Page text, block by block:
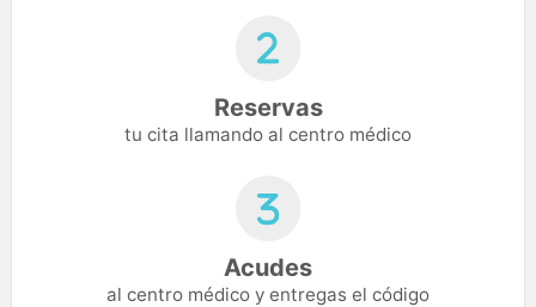
Reservas
tu cita llamando al centro médico
Acudes
al centro médico y entregas el código